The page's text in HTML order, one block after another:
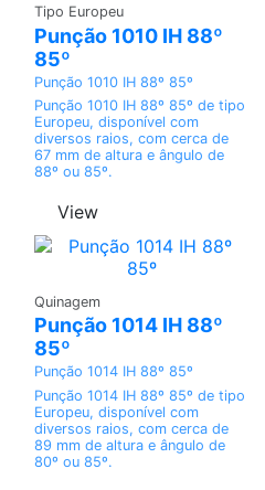
Tipo Europeu
Punção 1010 IH 88º
85º
Punção 1010 IH 88º 85º
Punção 1010 IH 88º 85º de tipo
Europeu, disponível com
diversos raios, com cerca de
67 mm de altura e ângulo de
88º ou 85º.
View
Quinagem
Punção 1014 IH 88º
85º
Punção 1014 IH 88º 85º
Punção 1014 IH 88º 85º de tipo
Europeu, disponível com
diversos raios, com cerca de
89 mm de altura e ângulo de
80º ou 85º.